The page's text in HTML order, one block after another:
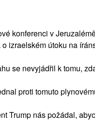
konferenci v
o izraelském útoku na
se nevyjádřil k tomu,
proti tomuto
Trump nás požádal,